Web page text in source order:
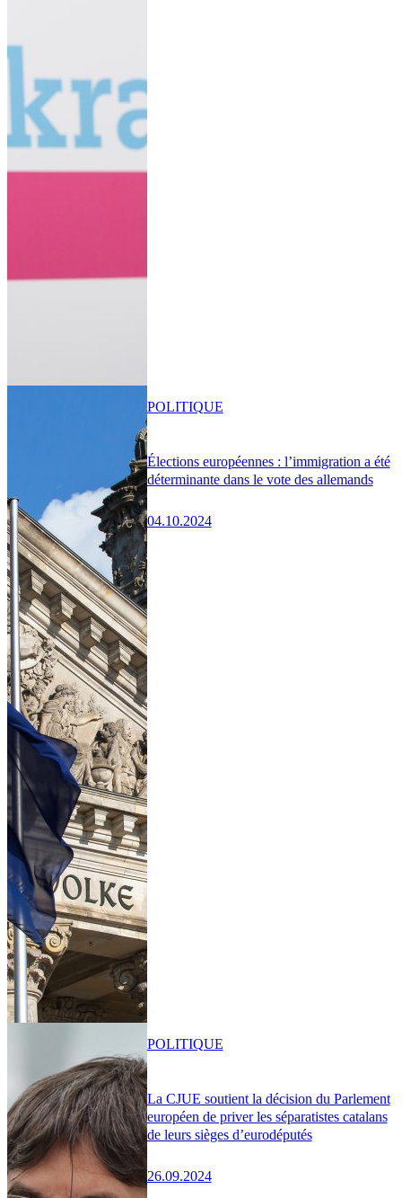
Élections européennes : l’immigration a été
déterminante dans le vote des allemands
04.10.2024
POLITIQUE
La CJUE soutient la décision du Parlement
européen de priver les séparatistes catalans
de leurs sièges d’eurodéputés
26.09.2024
POLITIQUE